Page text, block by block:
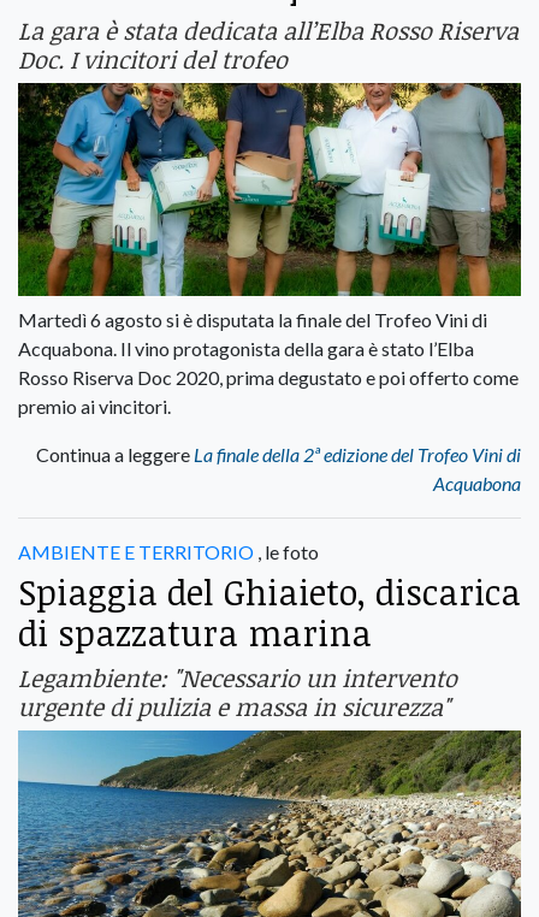
La gara è stata dedicata all’Elba Rosso Riserva
Doc. I vincitori del trofeo
Martedì 6 agosto si è disputata la finale del Trofeo Vini di
Acquabona. Il vino protagonista della gara è stato l’Elba
Rosso Riserva Doc 2020, prima degustato e poi offerto come
premio ai vincitori.
Continua a leggere La finale della 2ª edizione del Trofeo Vini di
Acquabona
AMBIENTE E TERRITORIO , le foto
Spiaggia del Ghiaieto, discarica
di spazzatura marina
Legambiente: "Necessario un intervento
urgente di pulizia e massa in sicurezza"